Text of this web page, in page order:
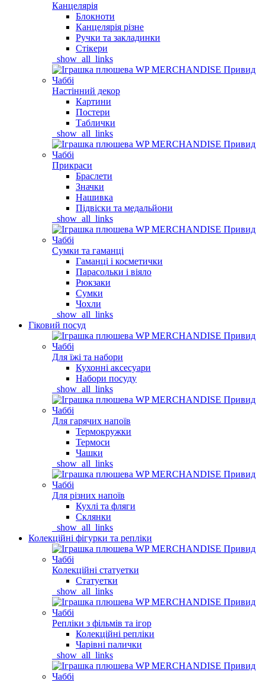
Канцелярія
Блокноти
Канцелярія різне
Ручки та закладинки
Стікери
_show_all_links
Настінний декор
Картини
Постери
Таблички
_show_all_links
Прикраси
Браслети
Значки
Нашивка
Підвіски та медальйони
_show_all_links
Сумки та гаманці
Гаманці і косметички
Парасольки і віяло
Рюкзаки
Сумки
Чохли
_show_all_links
Гіковий посуд
Для їжі та набори
Кухонні аксесуари
Набори посуду
_show_all_links
Для гарячих напоїв
Термокружки
Термоси
Чашки
_show_all_links
Для різних напоїв
Кухлі та фляги
Склянки
_show_all_links
Колекційні фігурки та репліки
Колекційні статуетки
Статуетки
_show_all_links
Репліки з фільмів та ігор
Колекційні репліки
Чарівні палички
_show_all_links